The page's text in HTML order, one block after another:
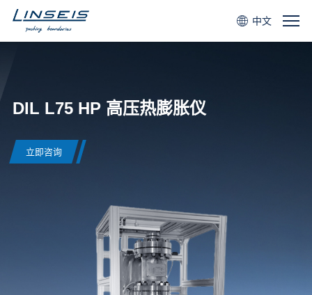
中文
DIL L75 HP 高压热膨胀仪
立即咨询